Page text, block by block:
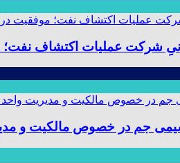
جم در خصوص مالکیت و